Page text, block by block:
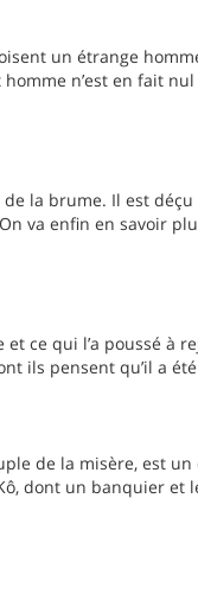
un étrange
n’est en fait
la brume. Il est déçu
va enfin en savoir
ce qui l’a poussé à
ils pensent qu’il a
de la misère, est un
dont un banquier et